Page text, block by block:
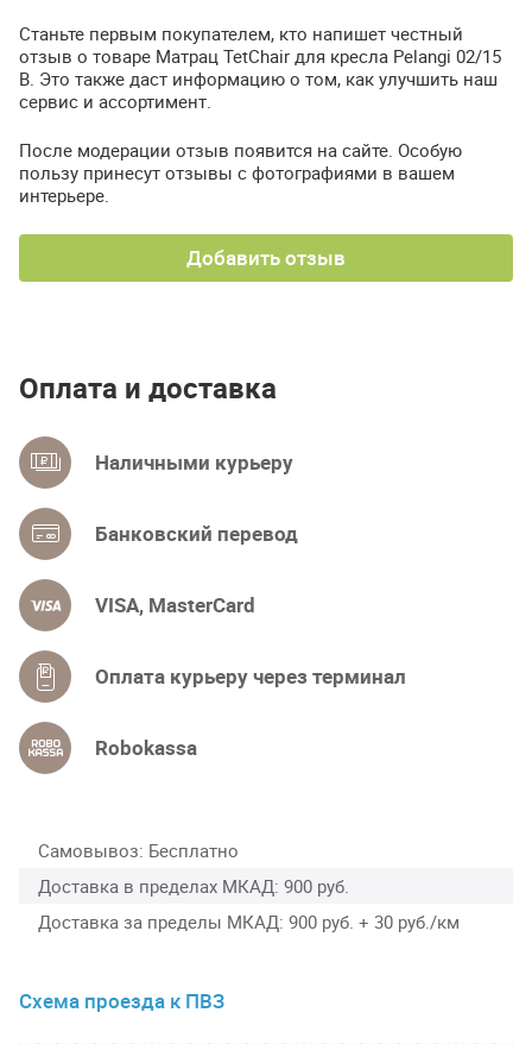
Станьте первым покупателем, кто напишет честный
отзыв о товаре Матрац TetChair для кресла Pelangi 02/15
В. Это также даст информацию о том, как улучшить наш
сервис и ассортимент.
После модерации отзыв появится на сайте. Особую
пользу принесут отзывы с фотографиями в вашем
интерьере.
Добавить отзыв
Оплата и доставка
Наличными курьеру
Банковский перевод
VISA, MasterCard
Оплата курьеру через терминал
Robokassa
Самовывоз Бесплатно
Доставка в пределах МКАД 900 руб.
Доставка за пределы МКАД 900 руб. + 30 руб./км
Схема проезда к ПВЗ